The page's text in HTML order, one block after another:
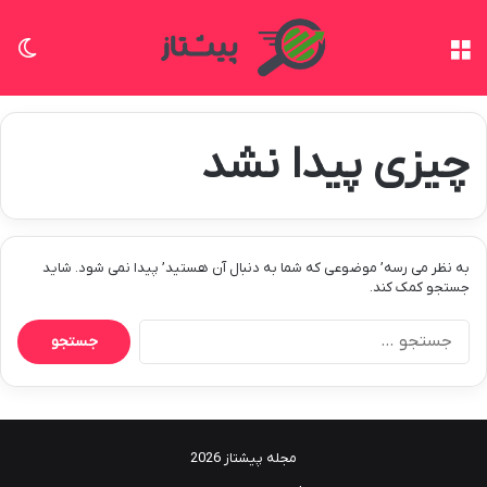
چیزی پیدا نشد
به نظر می رسه’ موضوعی که شما به دنبال آن هستید’ پیدا نمی شود. شاید
جستجو کمک کند.
جستجو
برای:
مجله پیشتاز 2026